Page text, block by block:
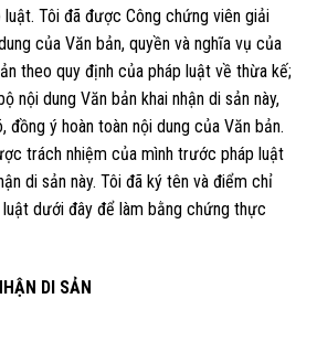
luật. Tôi đã được Công chứng viên giải
của Văn bản, quyền và nghĩa vụ của
theo quy định của pháp luật về thừa kế;
nội dung Văn bản khai nhận di sản này,
đồng ý hoàn toàn nội dung của Văn bản.
trách nhiệm của mình trước pháp luật
di sản này. Tôi đã ký tên và điểm chỉ
dưới đây để làm bằng chứng thực
DI SẢN